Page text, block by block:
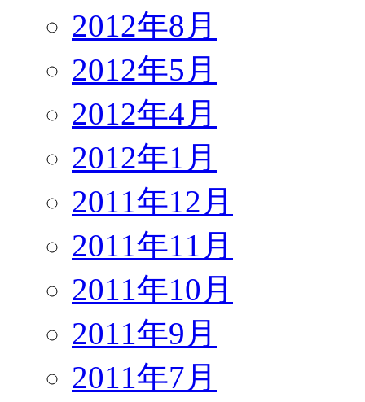
2012年8月
2012年5月
2012年4月
2012年1月
2011年12月
2011年11月
2011年10月
2011年9月
2011年7月